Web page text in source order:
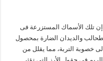
إن تلك الأسماك المستزرعة فى
والديدان الضارة بمحصول
خصوبة التربة، مما يقلل من